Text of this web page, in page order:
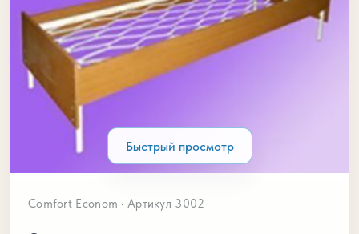
Быстрый просмотр
Comfort Econom · Артикул 3002